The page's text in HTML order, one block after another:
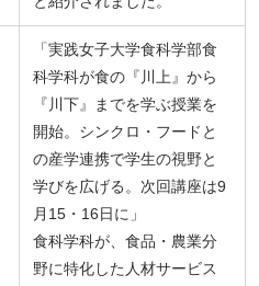
「実践女子大学食科学部食
科学科が食の『川上』から
『川下』までを学ぶ授業を
開始。シンクロ・フードと
の産学連携で学生の視野と
学びを広げる。次回講座は9
月15・16日に」
食科学科が、食品・農業分
野に特化した人材サービス